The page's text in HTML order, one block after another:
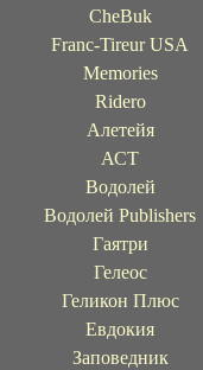
CheBuk
Franc-Tireur USA
Memories
Ridero
Алетейя
АСТ
Водолей
Водолей Publishers
Гаятри
Гелеос
Геликон Плюс
Евдокия
Заповедник